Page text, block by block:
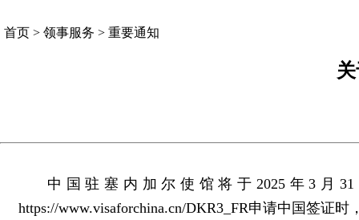
首页 > 领事服务 > 重要通知
中国驻塞内加尔使馆将于2025年3月
https://www.visaforchina.cn/DKR3_FR申请中国签证